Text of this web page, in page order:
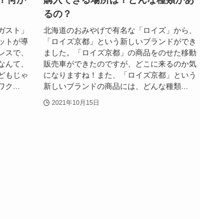
スト」
トが導
で、
て、
もじゃ
ク...
るの？
北海道のおみやげで有名な「ロイズ」から、
「ロイズ京都」という新しいブランドができ
ました。「ロイズ京都」の商品をのせた移動
販売車ができたのですが、どこに来るのか気
になりますね！また、「ロイズ京都」という
新しいブランドの商品には、どんな種類...
2021年10月15日